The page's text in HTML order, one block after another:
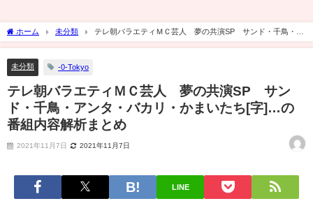
ホーム 未分類
テレ朝バラエティＭＣ芸人 夢の共演SP サンド・千鳥・ア
ンタ・バカリ・かまいたち[字]…の番組内容解析まとめ
未分類 -0-Tokyo
テレ朝バラエティＭＣ芸人 夢の共演SP サン
ド・千鳥・アンタ・バカリ・かまいたち[字]…の
番組内容解析まとめ
2021年11月7日 2021年11月7日
LINE